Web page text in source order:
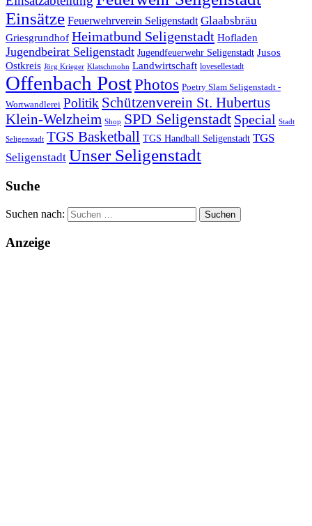
Einsätze Feuerwehrverein Seligenstadt Glaabsbräu
Griesgrundhof Heimatbund Seligenstadt Hofladen
Jugendbeirat Seligenstadt Jugendfeuerwehr Seligenstadt Jusos
Ostkreis Jörg Krieger Klatschmohn Landwirtschaft lovesellestadt
Offenbach PostPhotos Poetry Slam Seligenstadt -
Wortwandlerei Politik Schützenverein St. Hubertus
Klein-Welzheim Shop SPD Seligenstadt Special Stadt
Seligenstadt TGS Basketball TGS Handball Seligenstadt TGS
Seligenstadt Unser Seligenstadt
Suche
Suchen nach:
Anzeige